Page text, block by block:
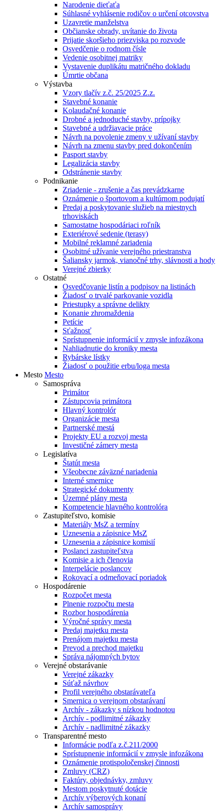
Narodenie dieťaťa
Súhlasné vyhlásenie rodičov o určení otcovstva
Uzavretie manželstva
Občianske obrady, uvítanie do života
Prijatie skoršieho priezviska po rozvode
Osvedčenie o rodnom čísle
Vedenie osobitnej matriky
Vystavenie duplikátu matričného dokladu
Úmrtie občana
Výstavba
Vzory tlačív z.č. 25/2025 Z.z.
Stavebné konanie
Kolaudačné konanie
Drobné a jednoduché stavby, prípojky
Stavebné a udržiavacie práce
Návrh na povolenie zmeny v užívaní stavby
Návrh na zmenu stavby pred dokončením
Pasport stavby
Legalizácia stavby
Odstránenie stavby
Podnikanie
Zriadenie - zrušenie a čas prevádzkarne
Oznámenie o športovom a kultúrnom podujatí
Predaj a poskytovanie služieb na miestnych
trhoviskách
Samostatne hospodáriaci roľník
Exteriérové sedenie (terasy)
Mobilné reklamné zariadenia
Osobitné užívanie verejného priestranstva
Šaliansky jarmok, vianočné trhy, slávnosti a hody
Verejné zbierky
Ostatné
Osvedčovanie listín a podpisov na listinách
Žiadosť o trvalé parkovanie vozidla
Priestupky a správne delikty
Konanie zhromaždenia
Petície
Sťažnosť
Sprístupnenie informácií v zmysle infozákona
Nahliadnutie do kroniky mesta
Rybárske lístky
Žiadosť o použitie erbu/loga mesta
Mesto Mesto
Samospráva
Primátor
Zástupcovia primátora
Hlavný kontrolór
Organizácie mesta
Partnerské mestá
Projekty EU a rozvoj mesta
Investičné zámery mesta
Legislatíva
Štatút mesta
Všeobecne záväzné nariadenia
Interné smernice
Strategické dokumenty
Územné plány mesta
Kompetencie hlavného kontrolóra
Zastupiteľstvo, komisie
Materiály MsZ a termíny
Uznesenia a zápisnice MsZ
Uznesenia a zápisnice komisií
Poslanci zastupiteľstva
Komisie a ich členovia
Interpelácie poslancov
Rokovací a odmeňovací poriadok
Hospodárenie
Rozpočet mesta
Plnenie rozpočtu mesta
Rozbor hospodárenia
Výročné správy mesta
Predaj majetku mesta
Prenájom majetku mesta
Prevod a prechod majetku
Správa nájomných bytov
Verejné obstarávanie
Verejné zákazky
Súťaž návrhov
Profil verejného obstarávateľa
Smernica o verejnom obstarávaní
Archív - zákazky s nízkou hodnotou
Archív - podlimitné zákazky
Archív - nadlimitné zákazky
Transparentné mesto
Informácie podľa z.č.211/2000
Sprístupnenie informácií v zmysle infozákona
Oznámenie protispoločenskej činnosti
Zmluvy (CRZ)
Faktúry, objednávky, zmluvy
Mestom poskytnuté dotácie
Archív výberových konaní
Archív samosprávy